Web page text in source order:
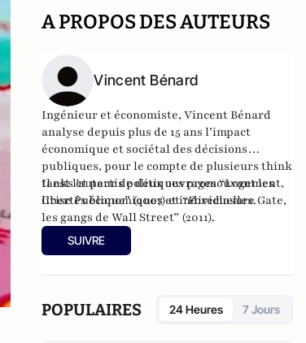
A PROPOS DES AUTEURS
Vincent Bénard
Ingénieur et économiste, Vincent Bénard
analyse depuis plus de 15 ans l’impact
économique et sociétal des décisions
publiques, pour le compte de plusieurs think
tanks et partis politiques promouvant les
libertés économiques et individuelles.
Il est l'auteur de deux ouvrages “Logement,
Crise Publique” (2007) et “Foreclosure Gate,
les gangs de Wall Street” (2011).
SUIVRE
POPULAIRES 24 Heures 7 Jours